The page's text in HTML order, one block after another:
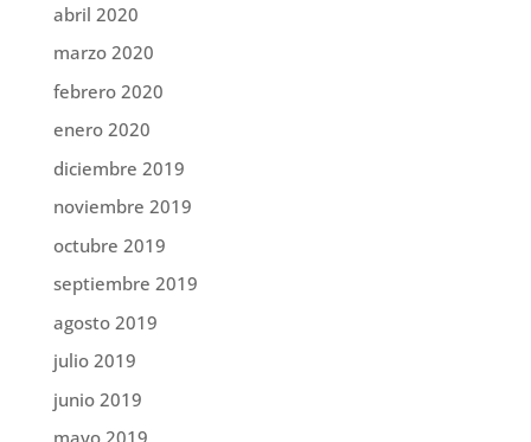
abril 2020
marzo 2020
febrero 2020
enero 2020
diciembre 2019
noviembre 2019
octubre 2019
septiembre 2019
agosto 2019
julio 2019
junio 2019